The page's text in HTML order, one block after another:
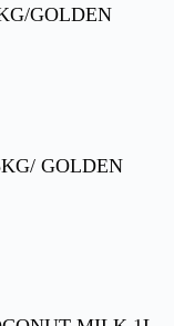
GOLDEN
GOLDEN